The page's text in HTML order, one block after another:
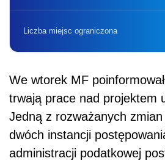
Liczba miejsc ograniczona
We wtorek MF
trwają prace nad projektem
Jedną z rozważanych
dwóch instancji
administracji podatkowej